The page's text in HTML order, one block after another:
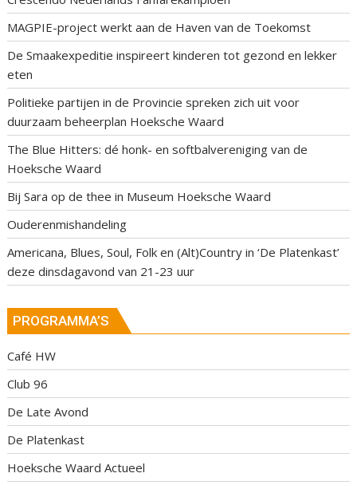
MAGPIE-project werkt aan de Haven van de Toekomst
De Smaakexpeditie inspireert kinderen tot gezond en lekker
eten
Politieke partijen in de Provincie spreken zich uit voor
duurzaam beheerplan Hoeksche Waard
The Blue Hitters: dé honk- en softbalvereniging van de
Hoeksche Waard
Bij Sara op de thee in Museum Hoeksche Waard
Ouderenmishandeling
Americana, Blues, Soul, Folk en (Alt)Country in ‘De Platenkast’
deze dinsdagavond van 21-23 uur
PROGRAMMA’S
Café HW
Club 96
De Late Avond
De Platenkast
Hoeksche Waard Actueel